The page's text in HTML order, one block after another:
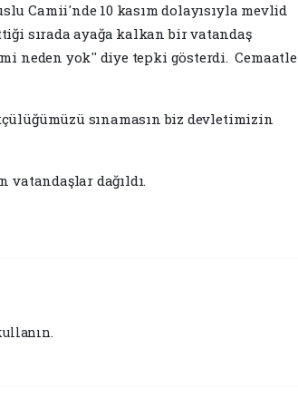
Camii'nde 10 kasım dolayısıyla mevlid
sırada ayağa kalkan bir vatandaş
neden yok'' diye tepki gösterdi. Cemaatle
sınamasın biz devletimizin
vatandaşlar dağıldı.